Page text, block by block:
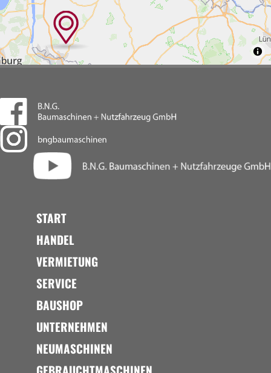
START
HANDEL
VERMIETUNG
SERVICE
BAUSHOP
UNTERNEHMEN
NEUMASCHINEN